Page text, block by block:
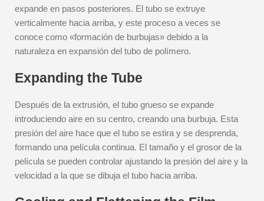
expande en pasos posteriores. El tubo se extruye
verticalmente hacia arriba, y este proceso a veces se
conoce como «formación de burbujas» debido a la
naturaleza en expansión del tubo de polímero.
Expanding the Tube
Después de la extrusión, el tubo grueso se expande
introduciendo aire en su centro, creando una burbuja. Esta
presión del aire hace que el tubo se estira y se desprenda,
formando una película continua. El tamaño y el grosor de la
película se pueden controlar ajustando la presión del aire y la
velocidad a la que se dibuja el tubo hacia arriba.